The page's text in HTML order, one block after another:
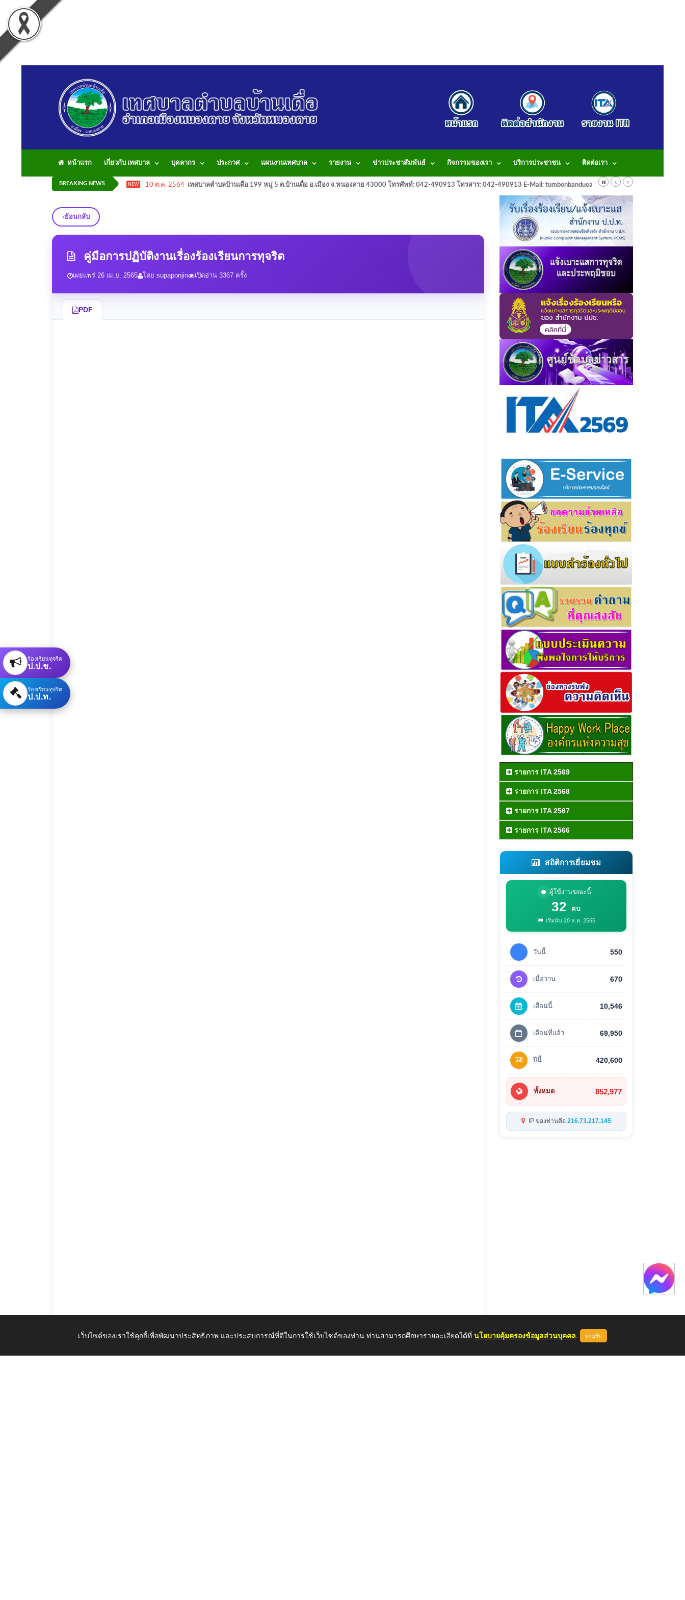
หน้าแรก เกี่ยวกับ เทศบาล บุคลากร ประกาศ แผนงานเทศบาล รายงาน ข่าวประชาสัมพันธ์ กิจกรรมของเรา บริการประชาชน ติดต่อเรา
BREAKING NEWS NEW 10 ต.ค. 2564 เทศบาลตำบลบ้านเดื่อ 199 หมู่ 5 ต.บ้านเดื่อ อ.เมือง จ.หนองคาย 43000 โทรศัพท์: 042-490913 โทรสาร: 042-490913 E-Mail: tumbonbanduea@gmail.com
ย้อนกลับ
คู่มือการปฏิบัติงานเรื่องร้องเรียนการทุจริต
เผยแพร่ 26 เม.ย. 2565 โดย supaponjin เปิดอ่าน 3367 ครั้ง
PDF
รายการ ITA 2569
รายการ ITA 2568
รายการ ITA 2567
รายการ ITA 2566
สถิติการเยี่ยมชม
ผู้ใช้งานขณะนี้
32 คน
เริ่มนับ 20 ส.ค. 2565
วันนี้ 550
เมื่อวาน 670
เดือนนี้ 10,546
เดือนที่แล้ว 69,950
ปีนี้ 420,600
ทั้งหมด 852,977
IP ของท่านคือ 216.73.217.145
ร้องเรียนทุจริต
ป.ป.ช.
ร้องเรียนทุจริต
ป.ป.ท.
เว็บไซต์ของเราใช้คุกกี้เพื่อพัฒนาประสิทธิภาพ และประสบการณ์ที่ดีในการใช้เว็บไซต์ของท่าน ท่านสามารถศึกษารายละเอียดได้ที่ นโยบายคุ้มครองข้อมูลส่วนบุคคล. ยอมรับ